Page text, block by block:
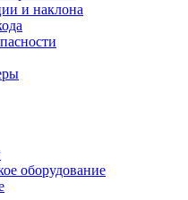
и наклона
оборудование